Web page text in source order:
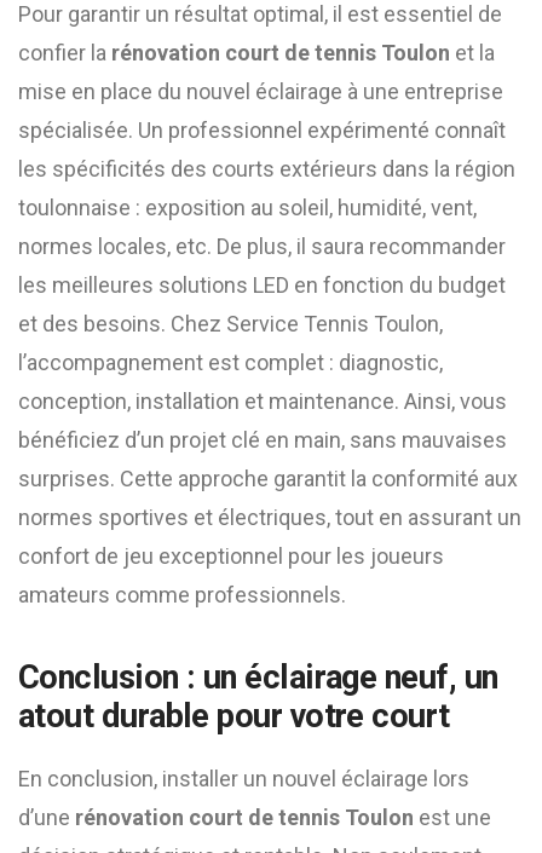
Pour garantir un résultat optimal, il est essentiel de
confier la rénovation court de tennis Toulon et la
mise en place du nouvel éclairage à une entreprise
spécialisée. Un professionnel expérimenté connaît
les spécificités des courts extérieurs dans la région
toulonnaise : exposition au soleil, humidité, vent,
normes locales, etc. De plus, il saura recommander
les meilleures solutions LED en fonction du budget
et des besoins. Chez Service Tennis Toulon,
l’accompagnement est complet : diagnostic,
conception, installation et maintenance. Ainsi, vous
bénéficiez d’un projet clé en main, sans mauvaises
surprises. Cette approche garantit la conformité aux
normes sportives et électriques, tout en assurant un
confort de jeu exceptionnel pour les joueurs
amateurs comme professionnels.
Conclusion : un éclairage neuf, un
atout durable pour votre court
En conclusion, installer un nouvel éclairage lors
d’une rénovation court de tennis Toulon est une